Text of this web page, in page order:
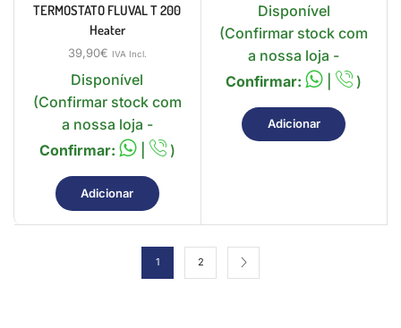
TERMOSTATO FLUVAL T 200
Heater
39,90€ IVA Incl.
Disponível
(Confirmar stock com
a nossa loja -
Confirmar:
| )
Adicionar
Disponível
(Confirmar stock com
a nossa loja -
Confirmar:
| )
Adicionar
1 2